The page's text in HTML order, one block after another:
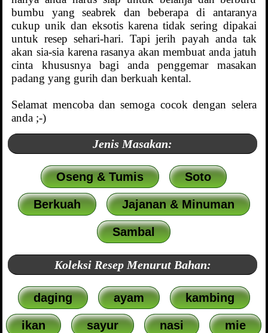
bumbu yang seabrek dan beberapa di antaranya
cukup unik dan eksotis karena tidak sering dipakai
untuk resep sehari-hari. Tapi jerih payah anda tak
akan sia-sia karena rasanya akan membuat anda jatuh
cinta khususnya bagi anda penggemar masakan
padang yang gurih dan berkuah kental.
Selamat mencoba dan semoga cocok dengan selera
anda ;-)
Jenis Masakan:
Oseng & Tumis Soto
Berkuah Jajanan & Minuman
Sambal
Koleksi Resep Menurut Bahan:
daging ayam kambing
ikan sayur nasi mie